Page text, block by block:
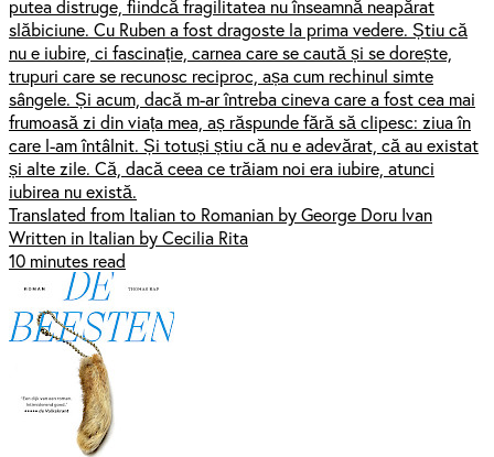
putea distruge, fiindcă fragilitatea nu înseamnă neapărat
slăbiciune. Cu Ruben a fost dragoste la prima vedere. Știu că
nu e iubire, ci fascinație, carnea care se caută și se dorește,
trupuri care se recunosc reciproc, așa cum rechinul simte
sângele. Și acum, dacă m-ar întreba cineva care a fost cea mai
frumoasă zi din viața mea, aș răspunde fără să clipesc: ziua în
care l-am întâlnit. Și totuși știu că nu e adevărat, că au existat
și alte zile. Că, dacă ceea ce trăiam noi era iubire, atunci
iubirea nu există.
Translated from Italian to Romanian by George Doru Ivan
Written in Italian by Cecilia Rita
10 minutes read